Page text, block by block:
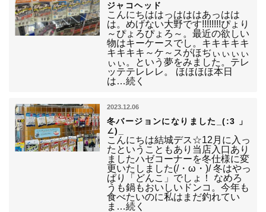
ジャコヘッド
こんにちははっはははあっはは
は。めげない大野です!!!!!!!!ぴょり
～ぴょろぴょろ～。最近の欲しい
物はキーケースでし。キキキキキ
キキキキ～ケ～スがほぢぃぃぃぃ
ぃぃ。という夢をみました。テレ
ッテテレレレ。 ほほほほ本日
は…続く
2023.12.06
冬バージョンになりました_(:3 」
∠)_
こんにちは結城デス☆12月に入っ
たということもあり当店入口あり
ましたハゼコーナーを冬仕様に変
更いたしました(/・ω・)/ 冬はやっ
ぱり「どんこ」でしょ！ なめろ
うも鍋もおいしいドンコ。今年も
食べたいのに私はまだ釣れてい
ま…続く